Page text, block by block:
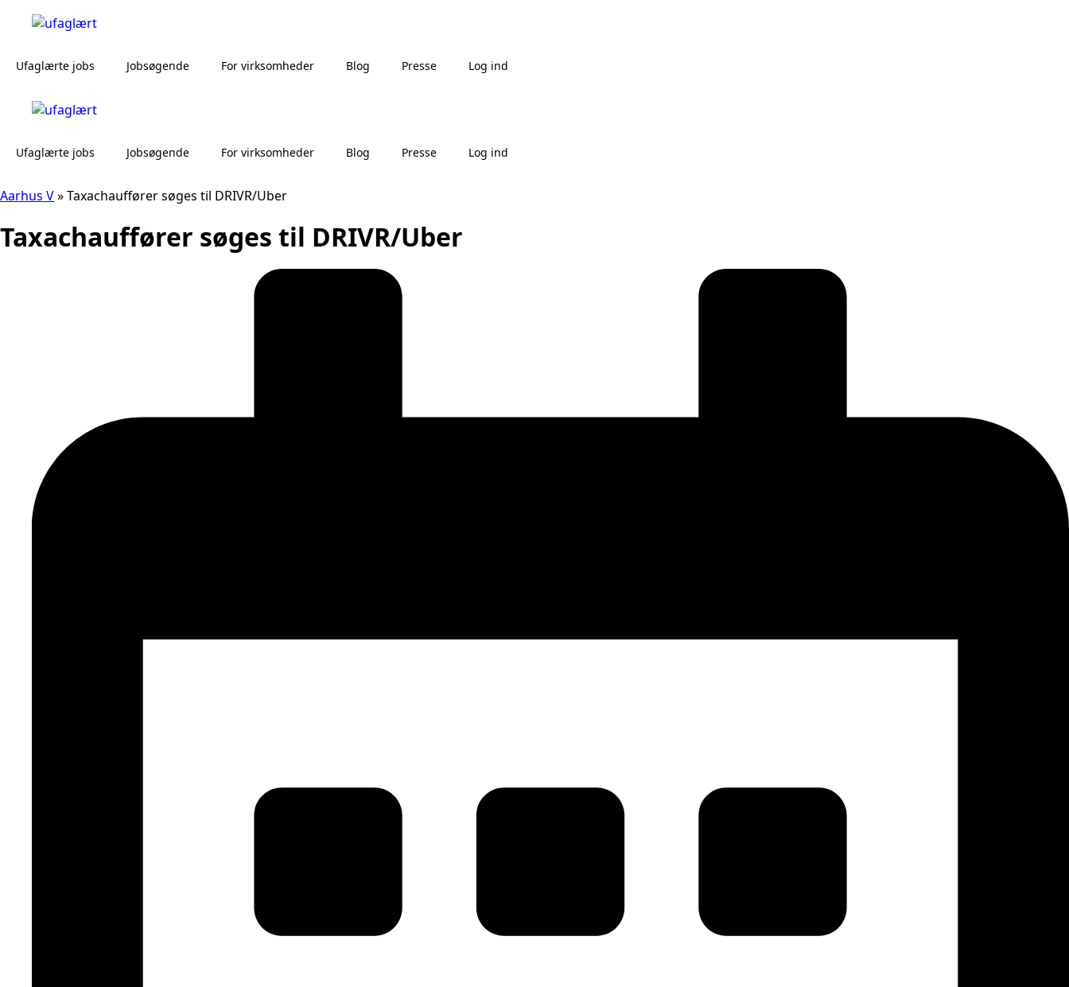
Ufaglærte jobs Jobsøgende For virksomheder Blog Presse Log ind
Ufaglærte jobs Jobsøgende For virksomheder Blog Presse Log ind
Aarhus V»Taxachauffører søges til DRIVR/Uber
Taxachauffører søges til DRIVR/Uber